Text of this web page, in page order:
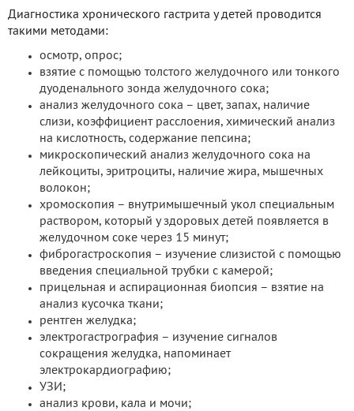
Диагностика хронического гастрита у детей проводится
такими методами:
осмотр, опрос;
взятие с помощью толстого желудочного или тонкого
дуоденального зонда желудочного сока;
анализ желудочного сока – цвет, запах, наличие
слизи, коэффициент расслоения, химический анализ
на кислотность, содержание пепсина;
микроскопический анализ желудочного сока на
лейкоциты, эритроциты, наличие жира, мышечных
волокон;
хромоскопия – внутримышечный укол специальным
раствором, который у здоровых детей появляется в
желудочном соке через 15 минут;
фиброгастроскопия – изучение слизистой с помощью
введения специальной трубки с камерой;
прицельная и аспирационная биопсия – взятие на
анализ кусочка ткани;
рентген желудка;
электрогастрография – изучение сигналов
сокращения желудка, напоминает
электрокардиографию;
УЗИ;
анализ крови, кала и мочи;